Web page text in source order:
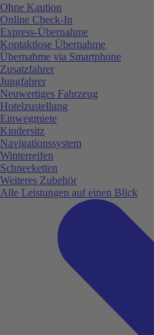
Ohne Kaution
Online Check-In
Express-Übernahme
Kontaktlose Übernahme
Übernahme via Smartphone
Zusatzfahrer
Jungfahrer
Neuwertiges Fahrzeug
Hotelzustellung
Einwegmiete
Kindersitz
Navigationssystem
Winterreifen
Schneeketten
Weiteres Zubehör
Alle Leistungen auf einen Blick